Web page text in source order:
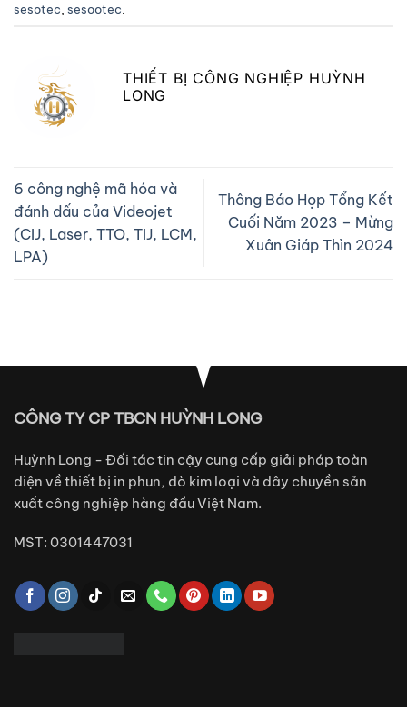
sesotec sesootec
THIẾT BỊ CÔNG NGHIỆP HUỲNH
LONG
6 công nghệ mã hóa và
đánh dấu của Videojet
(CIJ, Laser, TTO, TIJ, LCM,
LPA)
Thông Báo Họp Tổng Kết
Cuối Năm 2023 – Mừng
Xuân Giáp Thìn 2024
CÔNG TY CP TBCN HUỲNH LONG
Huỳnh Long - Đối tác tin cậy cung cấp giải pháp toàn
diện về thiết bị in phun, dò kim loại và dây chuyền sản
xuất công nghiệp hàng đầu Việt Nam.
MST: 0301447031